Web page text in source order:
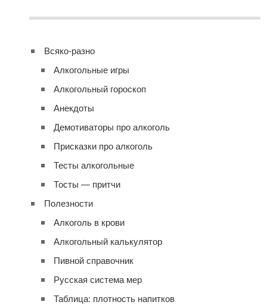
Всяко-разно
Алкогольные игры
Алкогольный гороскоп
Анекдоты
Демотиваторы про алкоголь
Присказки про алкоголь
Тесты алкогольные
Тосты — притчи
Полезности
Алкоголь в крови
Алкогольный калькулятор
Пивной справочник
Русская система мер
Таблица: плотность напитков